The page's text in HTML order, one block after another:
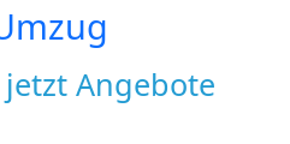
Angebote